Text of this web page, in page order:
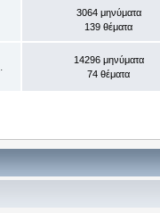
3064 μηνύματα
139 θέματα
14296 μηνύματα
74 θέματα